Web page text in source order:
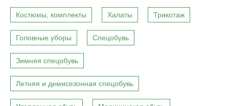
Костюмы, комплекты Халаты Трикотаж
Головные уборы Спецобувь
Зимняя спецобувь
Летняя и демисезонная спецобувь